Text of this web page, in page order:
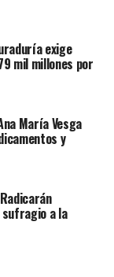
exige
mil millones por
María Vesga
y
a la